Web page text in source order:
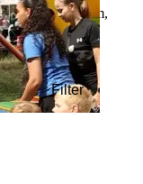
nach Datum,
Viel Spaß!
Filter